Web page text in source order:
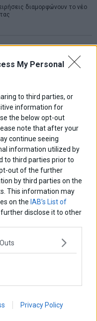
My Personal
to third parties, or
information for
the below opt-out
note that after your
continue seeing
information utilized by
to third parties prior to
out of the further
by third parties on the
This information may
on the IAB’s List of
disclose it to other
Privacy Policy
διαμορφώνουν το νέο
ΗΠΑ Ιταλια
βουλη γερμανια
εμπορευματα
ευρωπαικα
κοσμος κρουσματα
μητσοτακηςνδ
πληθωρισμος ρωσια